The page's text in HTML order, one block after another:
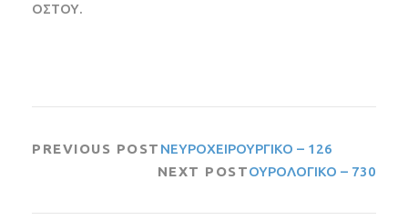
ΟΣΤΟΥ.
PREVIOUS POST ΝΕΥΡΟΧΕΙΡΟΥΡΓΙΚΟ – 126
NEXT POSTΟΥΡΟΛΟΓΙΚΟ – 730